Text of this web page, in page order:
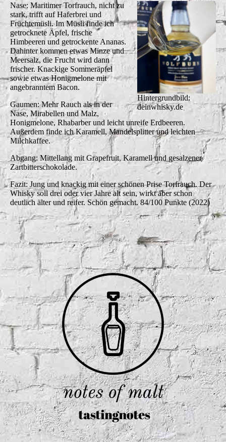
Hintergrundbild:
deinwhisky.de
Nase: Maritimer Torfrauch, nicht zu
stark, trifft auf Haferbrei und
Früchtemüsli. Im Müsli finde ich
getrocknete Äpfel, frische
Himbeeren und getrockente Ananas.
Dahinter kommen etwas Minze und
Meersalz, die Frucht wird dann
frischer. Knackige Sommeräpfel
sowie etwas Honigmelone mit
angebranntem Bacon.
Gaumen: Mehr Rauch als in der
Nase, Mirabellen und Malz,
Honigmelone, Rhabarber und leicht unreife Erdbeeren.
Außerdem finde ich Karamell, Mandelsplitter und leichten
Milchkaffee.
Abgang: Mittellang mit Grapefruit, Karamell und gesalzener
Zartbitterschokolade.
Fazit: Jung und knackig mit einer schönen Prise Torfrauch. Der
Whisky soll drei oder vier Jahre alt sein, wirkt aber schon
deutlich älter und reifer. Schön gemacht. 84/100 Punkte (2022)